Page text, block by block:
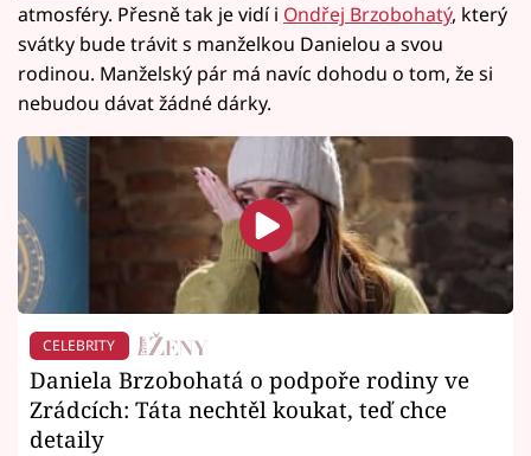
atmosféry. Přesně tak je vidí i Ondřej Brzobohatý, který
svátky bude trávit s manželkou Danielou a svou
rodinou. Manželský pár má navíc dohodu o tom, že si
nebudou dávat žádné dárky.
CELEBRITY
Daniela Brzobohatá o podpoře rodiny ve
Zrádcích: Táta nechtěl koukat, teď chce
detaily